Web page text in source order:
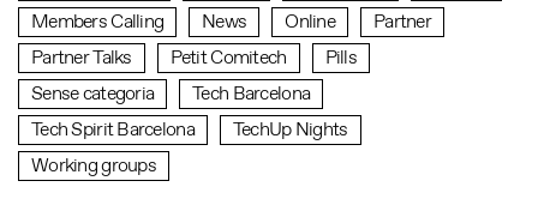
Members Calling
News Online
Partner
Partner Talks
Petit Comitech
Pills
Sense categoria
Tech Barcelona
Tech Spirit Barcelona
TechUp Nights
Working groups